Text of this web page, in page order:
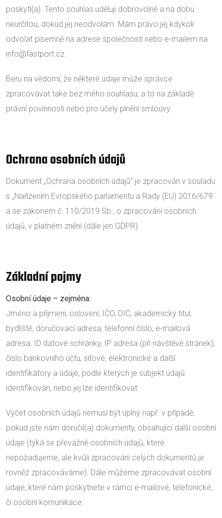
poskytl(a). Tento souhlas uděluji dobrovolně a na dobu
neurčitou, dokud jej neodvolám. Mám právo jej kdykoli
odvolat písemně na adrese společnosti nebo e-mailem na
info@fastport.cz.
Beru na vědomí, že některé údaje může správce
zpracovávat také bez mého souhlasu, a to na základě
právní povinnosti nebo pro účely plnění smlouvy.
Ochrana osobních údajů
Dokument „Ochrana osobních údajů“ je zpracován v souladu
s „Nařízením Evropského parlamentu a Rady (EU) 2016/679
a se zákonem č. 110/2019 Sb., o zpracování osobních
údajů, v platném znění (dále jen GDPR).
Základní pojmy
Osobní údaje – zejména:
Jméno a příjmení, oslovení, IČO, DIČ, akademický titul,
bydliště, doručovací adresa, telefonní číslo, e-mailová
adresa, ID datové schránky, IP adresa (při návštěvě stránek),
číslo bankovního účtu, síťové, elektronické a další
identifikátory a údaje, podle kterých je subjekt údajů
identifikován, nebo jej lze identifikovat.
Výčet osobních údajů nemusí být úplný např. v případě,
pokud jste nám doručil(a) dokumenty, obsahující další osobní
údaje (týká se převážně osobních údajů, které
nepožadujeme, ale kvůli zpracování celých dokumentů je
rovněž zpracováváme). Dále můžeme zpracovávat osobní
údaje, které nám poskytnete v rámci e-mailové, telefonické,
či osobní komunikace.